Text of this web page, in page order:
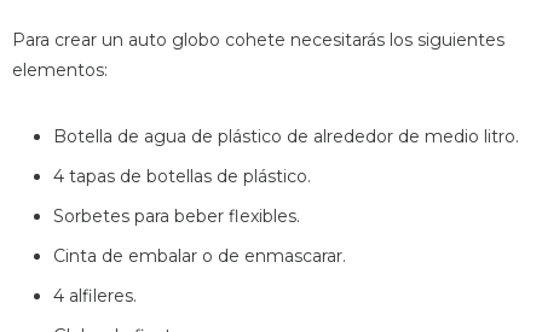
Para crear un auto globo cohete necesitarás los siguientes
elementos:
Botella de agua de plástico de alrededor de medio litro.
4 tapas de botellas de plástico.
Sorbetes para beber flexibles.
Cinta de embalar o de enmascarar.
4 alfileres.